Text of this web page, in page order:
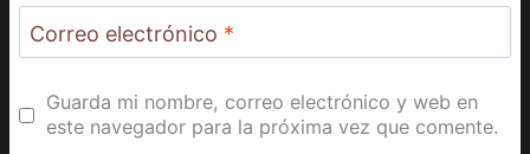
Correo electrónico *
Guarda mi nombre, correo electrónico y web en
este navegador para la próxima vez que comente.